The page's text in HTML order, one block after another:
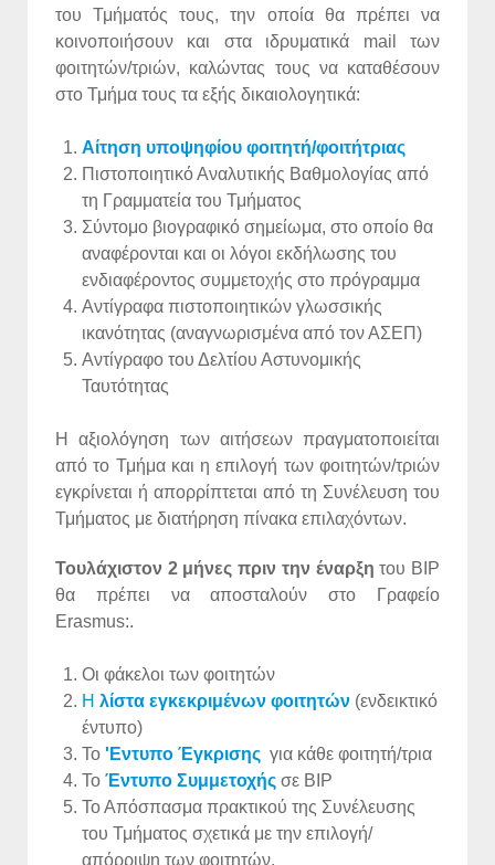
του Τμήματός τους, την οποία θα πρέπει να
κοινοποιήσουν και στα ιδρυματικά mail των
φοιτητών/τριών, καλώντας τους να καταθέσουν
στο Τμήμα τους τα εξής δικαιολογητικά:
Αίτηση υποψηφίου φοιτητή/φοιτήτριας
Πιστοποιητικό Αναλυτικής Βαθμολογίας από
τη Γραμματεία του Τμήματος
Σύντομο βιογραφικό σημείωμα, στο οποίο θα
αναφέρονται και οι λόγοι εκδήλωσης του
ενδιαφέροντος συμμετοχής στο πρόγραμμα
Αντίγραφα πιστοποιητικών γλωσσικής
ικανότητας (αναγνωρισμένα από τον ΑΣΕΠ)
Αντίγραφο του Δελτίου Αστυνομικής
Ταυτότητας
H αξιολόγηση των αιτήσεων πραγματοποιείται
από το Τμήμα και η επιλογή των φοιτητών/τριών
εγκρίνεται ή απορρίπτεται από τη Συνέλευση του
Τμήματος με διατήρηση πίνακα επιλαχόντων.
Τουλάχιστον 2 μήνες πριν την έναρξη του BIP
θα πρέπει να αποσταλούν στο Γραφείο
Erasmus:.
Οι φάκελοι των φοιτητών
Η λίστα εγκεκριμένων φοιτητών (ενδεικτικό
έντυπο)
Το 'Eντυπο Έγκρισης για κάθε φοιτητή/τρια
Το Έντυπο Συμμετοχής σε ΒΙP
Το Απόσπασμα πρακτικού της Συνέλευσης
του Τμήματος σχετικά με την επιλογή/
απόρριψη των φοιτητών.